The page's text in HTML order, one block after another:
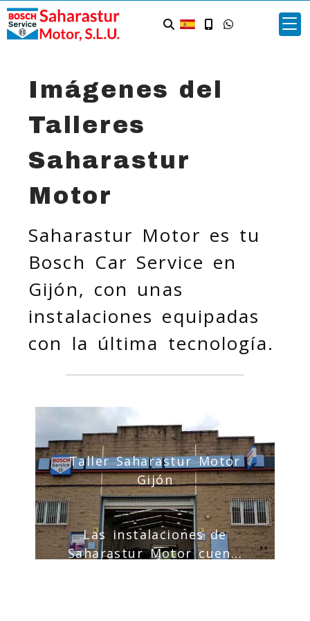
Imágenes del
Talleres
Saharastur
Motor
Saharastur Motor es tu
Bosch Car Service en
Gijón, con unas
instalaciones equipadas
con la última tecnología.
Taller Saharastur Motor
Gijón
Las instalaciones de
Saharastur Motor cuen...